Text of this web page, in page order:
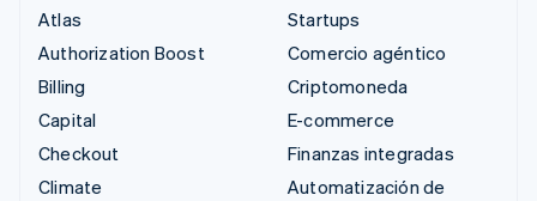
Atlas
Authorization Boost
Billing
Capital
Checkout
Climate
Startups
Comercio agéntico
Criptomoneda
E-commerce
Finanzas integradas
Automatización de